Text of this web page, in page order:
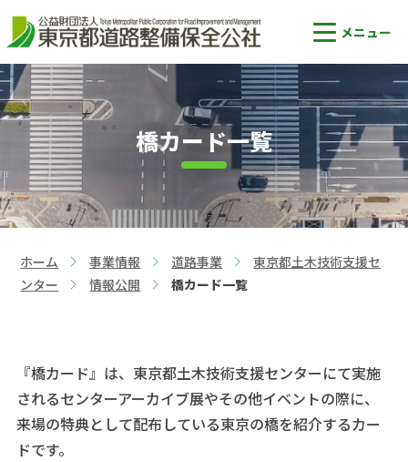
橋カード一覧
ホーム
>
事業情報
>
道路事業
>
東京都土木技術支援セ
ンター
情報公開
橋カード一覧
『橋カード』は、東京都土木技術支援センターにて実施
されるセンターアーカイブ展やその他イベントの際に、
来場の特典として配布している東京の橋を紹介するカー
ドです。